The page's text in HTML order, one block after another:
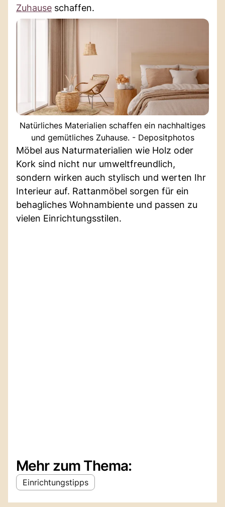
Zuhause schaffen.
Natürliches Materialien schaffen ein nachhaltiges
und gemütliches Zuhause. - Depositphotos
Möbel aus Naturmaterialien wie Holz oder
Kork sind nicht nur umweltfreundlich,
sondern wirken auch stylisch und werten Ihr
Interieur auf. Rattanmöbel sorgen für ein
behagliches Wohnambiente und passen zu
vielen Einrichtungsstilen.
Mehr zum Thema:
Einrichtungstipps